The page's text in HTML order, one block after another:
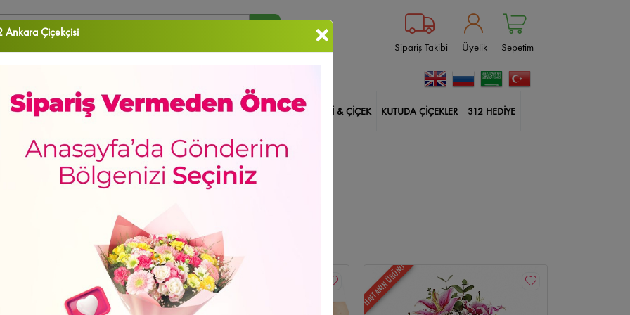
: Orkide Papatya Gül Vazo Çiçekleri Aranjman
Sipariş Takibi Üyelik Sepetim
ÇİÇEK DOĞUM GÜNÜ DÜĞÜN & AÇILIŞ ÇELENKLERİ ORKİDELER BİTKİ & ÇİÇEK KUTUDA ÇİÇEKLER 312 HEDİYE
Sevgiliye Doğum Günü Meyve Sepetleri Gül Kutuları Lilyum&Kazablanka
Kalp Kutuda Güller Kutu Çiçekler
Papatya Mamak Çiçekçi Papatya & Gerbera
Çayyolu Çiçekçi Şebboy/Lisyantus Yıldönümü Sincan Çiçekçi
Çiçekçi Çiçek Buketleri Altındağ Çiçekçi İçimden Geldi Çiçek Aranjmanları Etlik Çiçekçi Geçmiş Olsun
GÜNÜN FIRSATI HAFTANIN ÜRÜNÜ
Ankara Çiçekçisi ×